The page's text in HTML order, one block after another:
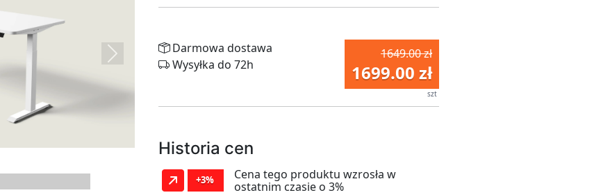
Next 1649.00 zł
1699.00 zł
szt
Darmowa dostawa
Wysyłka do 72h
Historia cen
+3%
Cena tego produktu wzrosła w
ostatnim czasie o 3%